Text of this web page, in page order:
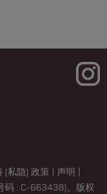
(私隐) 政策 声明
码 : C-663438)。版权